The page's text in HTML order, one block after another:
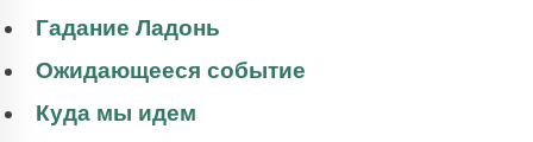
Гадание Ладонь
Ожидающееся событие
Куда мы идем